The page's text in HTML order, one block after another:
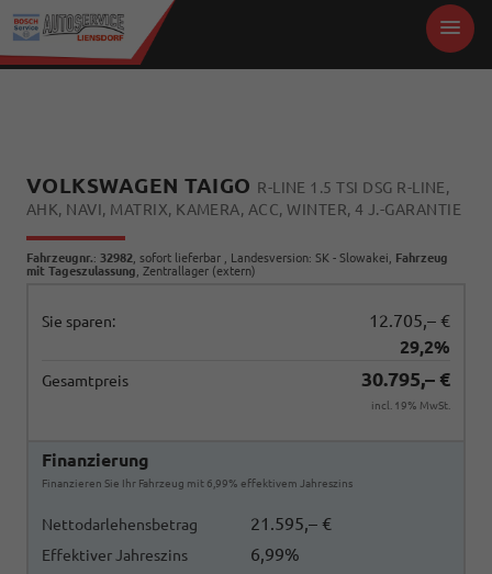
VOLKSWAGEN TAIGO R-LINE 1.5 TSI DSG R-LINE,
AHK, NAVI, MATRIX, KAMERA, ACC, WINTER, 4 J.-GARANTIE
Fahrzeugnr.: 32982 sofort lieferbar , Landesversion: SK - Slowakei, Fahrzeug
mit Tageszulassung , Zentrallager (extern)
Sie sparen:
12.705,– €
29,2%
Gesamtpreis 30.795,– €
incl. 19% MwSt.
Finanzierung
Finanzieren Sie Ihr Fahrzeug mit 6,99% effektivem Jahreszins
Nettodarlehensbetrag 21.595,– €
Effektiver Jahreszins 6,99%